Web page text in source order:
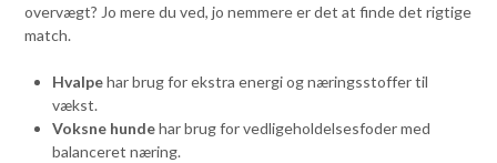
overvægt? Jo mere du ved, jo nemmere er det at finde det rigtige
match.
Hvalpehar brug for ekstra energi og næringsstoffer til
vækst.
Voksne hundehar brug for vedligeholdelsesfoder med
balanceret næring.